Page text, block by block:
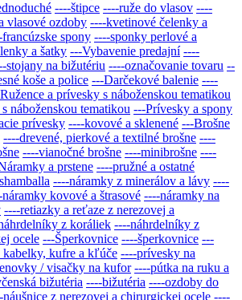
----štipce ----ruže do vlasov ----
vlasové ozdoby ----kvetinové čelenky a
spony ----sponky perlové a
a šatky ---Vybavenie predajní ----
stojany na bižutériu ----označovanie tovaru --
koše a police ---Darčekové balenie ----
a prívesky s náboženskou tematikou
náboženskou tematikou ---Prívesky a spony
prívesky ----kovové a sklenené ---Brošne
----drevené, pierkové a textilné brošne ----
----vianočné brošne ----minibrošne ----
a prstene ----pružné a ostatné
----náramky z minerálov a lávy ----
kovové a štrasové ----náramky na
----retiazky a reťaze z nerezovej a
z koráliek ----náhrdelníky z
ocele ---Šperkovnice ----šperkovnice ---
kufre a kľúče ----prívesky na
/ visačky na kufor ----pútka na ruku a
bižutéria ----bižutéria ----ozdoby do
náušnice z nerezovej a chirurgickej ocele ----